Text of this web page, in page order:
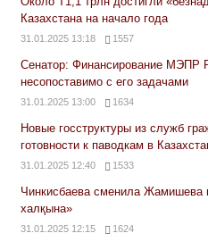
Казахстана на начало года
31.01.2025 13:18 1557
Сенатор: Финансирование МЭПР
несопоставимо с его задачами
31.01.2025 13:00 1634
Новые госструктуры из служб
готовности к паводкам в
31.01.2025 12:40 1533
Чинкисбаева сменила Жамишева
халқына»
31.01.2025 12:15 1624